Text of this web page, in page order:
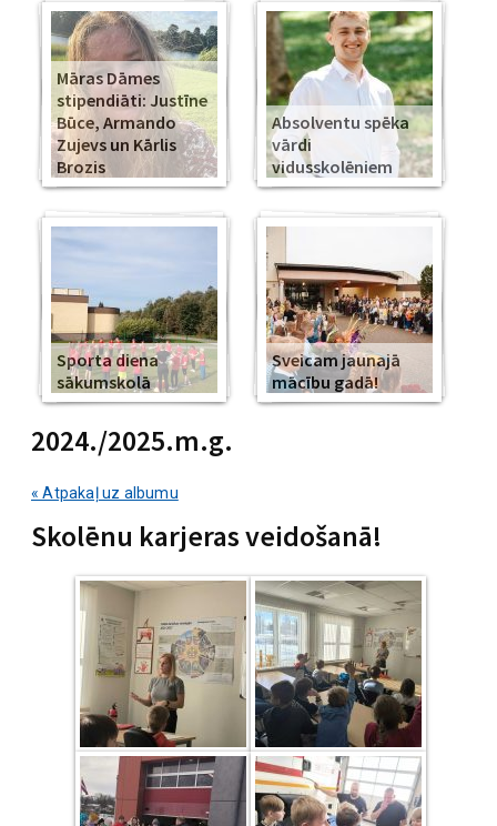
Māras Dāmes
stipendiāti: Justīne
Būce, Armando
Zujevs un Kārlis
Brozis
Absolventu spēka
vārdi
vidusskolēniem
Sporta diena
sākumskolā
Sveicam jaunajā
mācību gadā!
2024./2025.m.g.
« Atpakaļ uz albumu
Skolēnu karjeras veidošanā!